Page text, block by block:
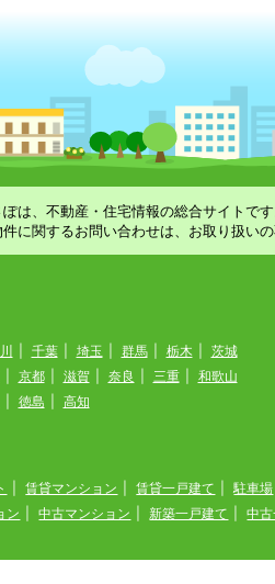
ぽは、不動産・住宅情報の総合サイトで
に関するお問い合わせは、お取り扱い
千葉 埼玉 群馬 栃木 茨城
京都 滋賀 奈良 三重 和歌山
徳島 高知
賃貸マンション 賃貸一戸建て 駐車場
ン 中古マンション 新築一戸建て 中